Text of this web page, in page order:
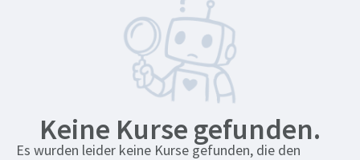
Keine Kurse gefunden.
Es wurden leider keine Kurse gefunden, die den